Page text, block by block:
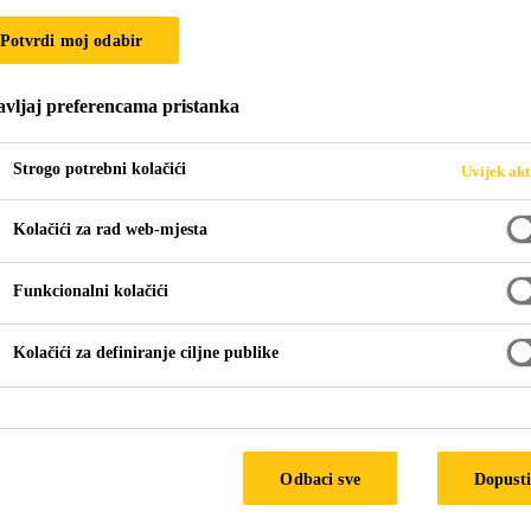
kao dodatak za izradu cementnog veznog sloja i
TEHNIČKI LIST
Potvrdi moj odabir
preferencama pristanka
Strogo potrebni kolačići Uvijek
Kolačići za rad web-mjesta
Funkcionalni kolačići
Kolačići za definiranje ciljne publike
Odbaci sve